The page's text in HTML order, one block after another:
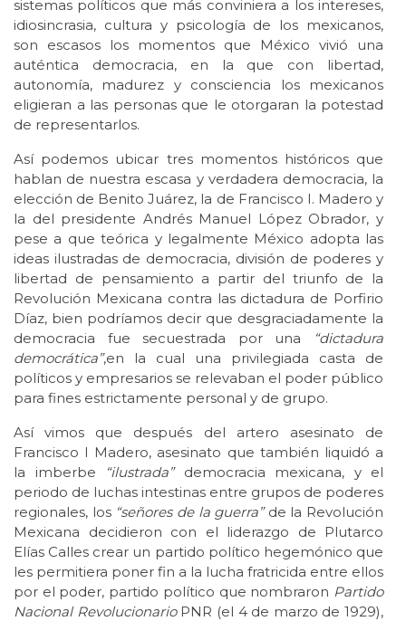
sistemas políticos que más conviniera a los intereses,
idiosincrasia, cultura y psicología de los mexicanos,
son escasos los momentos que México vivió una
auténtica democracia, en la que con libertad,
autonomía, madurez y consciencia los mexicanos
eligieran a las personas que le otorgaran la potestad
de representarlos.
Así podemos ubicar tres momentos históricos que
hablan de nuestra escasa y verdadera democracia, la
elección de Benito Juárez, la de Francisco I. Madero y
la del presidente Andrés Manuel López Obrador, y
pese a que teórica y legalmente México adopta las
ideas ilustradas de democracia, división de poderes y
libertad de pensamiento a partir del triunfo de la
Revolución Mexicana contra las dictadura de Porfirio
Díaz, bien podríamos decir que desgraciadamente la
democracia fue secuestrada por una
“dictadura
democrática”,en la cual una privilegiada casta de
políticos y empresarios se relevaban el poder público
para fines estrictamente personal y de grupo.
Así vimos que después del artero asesinato de
Francisco I Madero, asesinato que también liquidó a
la imberbe
“ilustrada”democracia mexicana, y el
periodo de luchas intestinas entre grupos de poderes
regionales, los “señores de la guerra”de la Revolución
Mexicana decidieron con el liderazgo de Plutarco
Elías Calles crear un partido político hegemónico que
les permitiera poner fin a la lucha fratricida entre ellos
por el poder, partido político que nombraron Partido
Nacional RevolucionarioPNR (el 4 de marzo de 1929),